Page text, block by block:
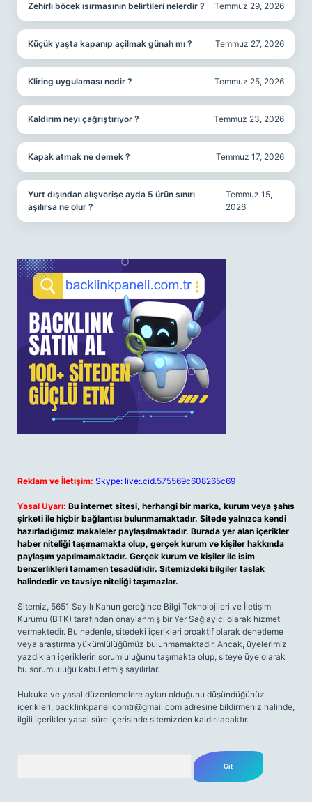
Zehirli böcek ısırmasının belirtileri nelerdir ? Temmuz 29, 2026
Küçük yaşta kapanıp açilmak günah mı ? Temmuz 27, 2026
Kliring uygulaması nedir ? Temmuz 25, 2026
Kaldırım neyi çağrıştırıyor ? Temmuz 23, 2026
Kapak atmak ne demek ? Temmuz 17, 2026
Yurt dışından alışverişe ayda 5 ürün sınırı
aşılırsa ne olur ?
Temmuz 15,
2026
Reklam ve İletişim: Skype: live:.cid.575569c608265c69
Yasal Uyarı: Bu internet sitesi, herhangi bir marka, kurum veya şahıs
şirketi ile hiçbir bağlantısı bulunmamaktadır. Sitede yalnızca kendi
hazırladığımız makaleler paylaşılmaktadır. Burada yer alan içerikler
haber niteliği taşımamakta olup, gerçek kurum ve kişiler hakkında
paylaşım yapılmamaktadır. Gerçek kurum ve kişiler ile isim
benzerlikleri tamamen tesadüfidir. Sitemizdeki bilgiler taslak
halindedir ve tavsiye niteliği taşımazlar.
Sitemiz, 5651 Sayılı Kanun gereğince Bilgi Teknolojileri ve İletişim
Kurumu (BTK) tarafından onaylanmış bir Yer Sağlayıcı olarak hizmet
vermektedir. Bu nedenle, sitedeki içerikleri proaktif olarak denetleme
veya araştırma yükümlülüğümüz bulunmamaktadır. Ancak, üyelerimiz
yazdıkları içeriklerin sorumluluğunu taşımakta olup, siteye üye olarak
bu sorumluluğu kabul etmiş sayılırlar.
Hukuka ve yasal düzenlemelere aykırı olduğunu düşündüğünüz
içerikleri, backlinkpanelicomtr@gmail.com adresine bildirmeniz halinde,
ilgili içerikler yasal süre içerisinde sitemizden kaldırılacaktır.